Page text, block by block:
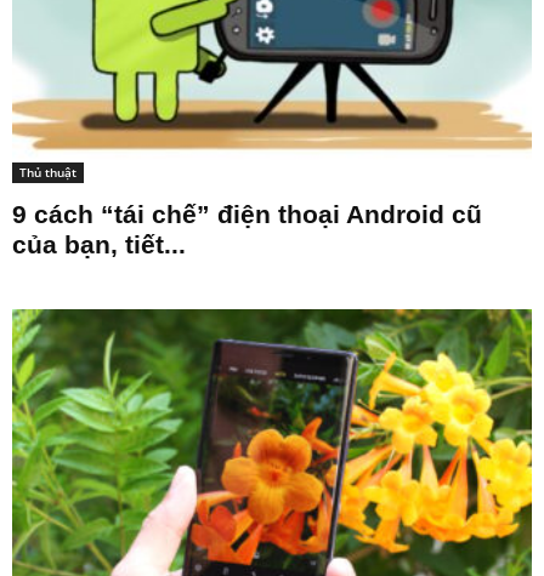
Thủ thuật
9 cách “tái chế” điện thoại Android cũ
của bạn, tiết...